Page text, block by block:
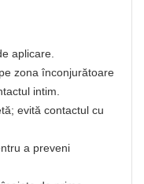
aplicare.
zona înconjurătoare
intim.
evită contactul cu
a preveni